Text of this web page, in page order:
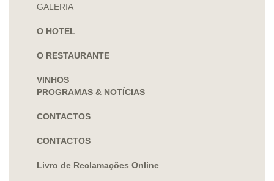
GALERIA
O HOTEL
O RESTAURANTE
VINHOS
PROGRAMAS & NOTÍCIAS
CONTACTOS
CONTACTOS
Livro de Reclamações Online